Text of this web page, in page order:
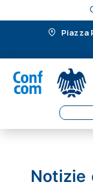
Piazza
Notizie